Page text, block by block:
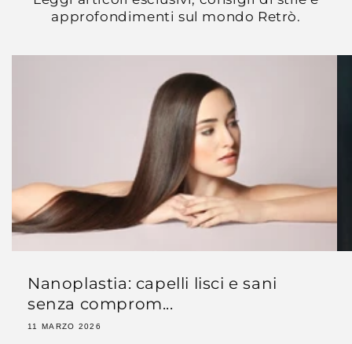
approfondimenti sul mondo Retrò.
Nanoplastia: capelli lisci e sani
senza comprom...
11 MARZO 2026